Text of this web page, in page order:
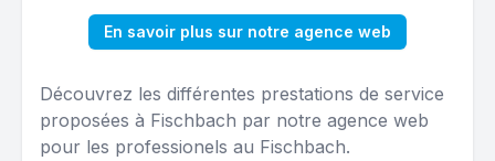
En savoir plus sur notre agence web
Découvrez les différentes prestations de service
proposées à Fischbach par notre agence web
pour les professionels au Fischbach.